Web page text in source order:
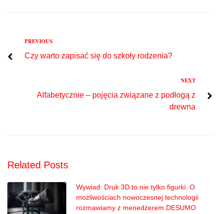
Nawigacja
wpisu
Previous
PREVIOUS
Czy warto zapisać się do szkoły rodzenia?
NEXT
Alfabetycznie – pojęcia związane z podłogą z
drewna
Related Posts
Wywiad: Druk 3D to nie tylko figurki. O
możliwościach nowoczesnej technologii
rozmawiamy z menedżerem DESUMO